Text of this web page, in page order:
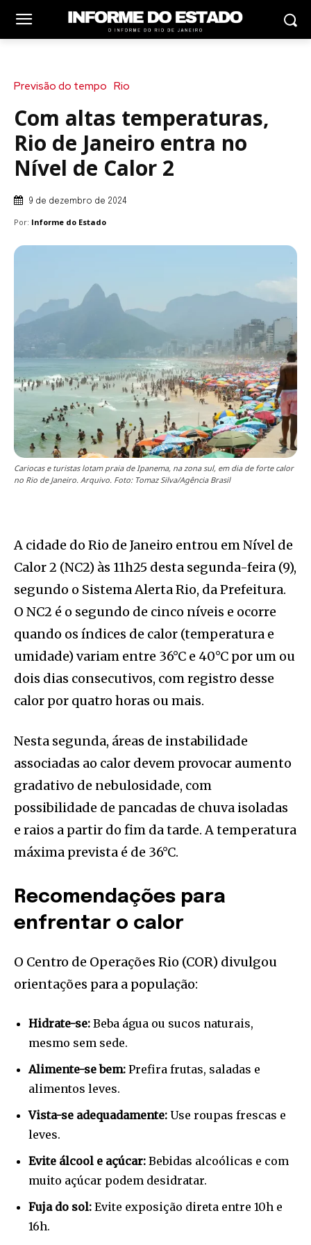
Previsão do tempo Rio
Com altas temperaturas,
Rio de Janeiro entra no
Nível de Calor 2
9 de dezembro de 2024
Por: Informe do Estado
Cariocas e turistas lotam praia de Ipanema, na zona sul, em dia de forte calor
no Rio de Janeiro. Arquivo. Foto: Tomaz Silva/Agência Brasil
A cidade do Rio de Janeiro entrou em Nível de
Calor 2 (NC2) às 11h25 desta segunda-feira (9),
segundo o Sistema Alerta Rio, da Prefeitura.
O NC2 é o segundo de cinco níveis e ocorre
quando os índices de calor (temperatura e
umidade) variam entre 36°C e 40°C por um ou
dois dias consecutivos, com registro desse
calor por quatro horas ou mais.
Nesta segunda, áreas de instabilidade
associadas ao calor devem provocar aumento
gradativo de nebulosidade, com
possibilidade de pancadas de chuva isoladas
e raios a partir do fim da tarde. A temperatura
máxima prevista é de 36°C.
Recomendações para
enfrentar o calor
O Centro de Operações Rio (COR) divulgou
orientações para a população:
Hidrate-se: Beba água ou sucos naturais,
mesmo sem sede.
Alimente-se bem: Prefira frutas, saladas e
alimentos leves.
Vista-se adequadamente: Use roupas frescas e
leves.
Evite álcool e açúcar: Bebidas alcoólicas e com
muito açúcar podem desidratar.
Fuja do sol: Evite exposição direta entre 10h e
16h.